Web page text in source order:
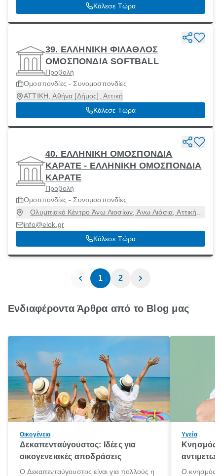
Κάλεσε Τώρα
39. ΕΛΛΗΝΙΚΗ ΦΙΛΑΘΛΟΣ
ΟΜΟΣΠΟΝΔΙΑ SOFTBALL
Προβολή
Ομοσπονδίες - Συνομοσπονδίες
ΑΤΤΙΚΗ, Αθήνα [Δήμος], Αττική
Κάλεσε Τώρα
40. ΕΛΛΗΝΙΚΗ ΟΜΟΣΠΟΝΔΙΑ
ΚΑΡΑΤΕ - ΕΛΛΗΝΙΚΗ ΟΜΟΣΠΟΝΔΙΑ
ΚΑΡΑΤΕ
Προβολή
Ομοσπονδίες - Συνομοσπονδίες
Ολυμπιακό Κέντρο Άνω Λιοσίων, Άνω Λιόσια, Αττική,
info@elok.gr
Κάλεσε Τώρα
1 2
Ενδιαφέροντα Άρθρα από το Blog μας
Οικογένεια
Δεκαπενταύγουστος: Ιδέες για
οικογενειακές αποδράσεις
Ο Δεκαπενταύγουστος είναι για πολλούς η
Υγεία
Κνησμός:
Ο κνησμός